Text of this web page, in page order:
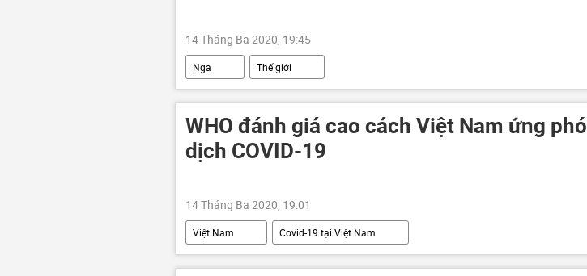
14 Tháng Ba 2020, 19:45
Nga Thế giới
WHO đánh giá cao cách Việt Nam ứng phó
dịch COVID-19
14 Tháng Ba 2020, 19:01
Việt Nam Covid-19 tại Việt Nam